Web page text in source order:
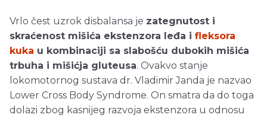
Vrlo čest uzrok disbalansa je zategnutost i
skraćenost mišića ekstenzora leđa i fleksora
kuka u kombinaciji sa slabošću dubokih mišića
trbuha i mišićja gluteusa. Ovakvo stanje
lokomotornog sustava dr. Vladimir Janda je nazvao
Lower Cross Body Syndrome. On smatra da do toga
dolazi zbog kasnijeg razvoja ekstenzora u odnosu